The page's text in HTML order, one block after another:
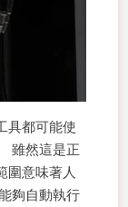
具都可能使
雖然這是正
圍意味著人
夠自動執行